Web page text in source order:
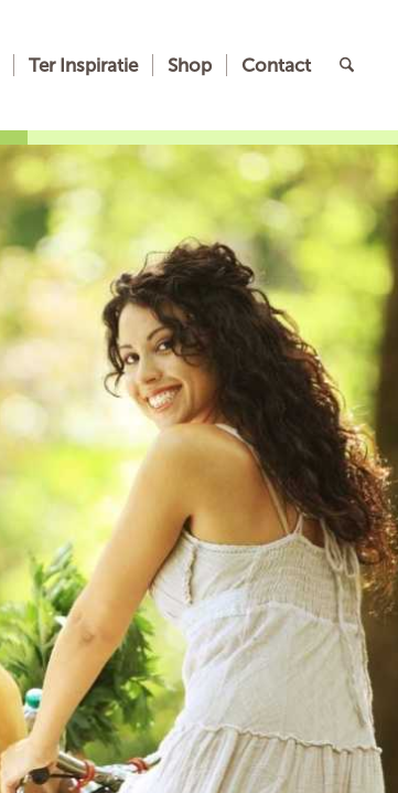
Ter Inspiratie Shop Contact